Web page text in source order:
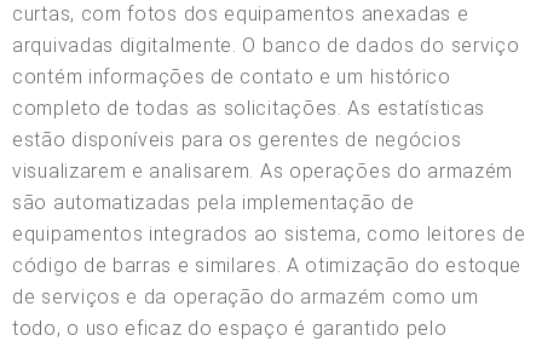
curtas, com fotos dos equipamentos anexadas e
arquivadas digitalmente. O banco de dados do serviço
contém informações de contato e um histórico
completo de todas as solicitações. As estatísticas
estão disponíveis para os gerentes de negócios
visualizarem e analisarem. As operações do armazém
são automatizadas pela implementação de
equipamentos integrados ao sistema, como leitores de
código de barras e similares. A otimização do estoque
de serviços e da operação do armazém como um
todo, o uso eficaz do espaço é garantido pelo